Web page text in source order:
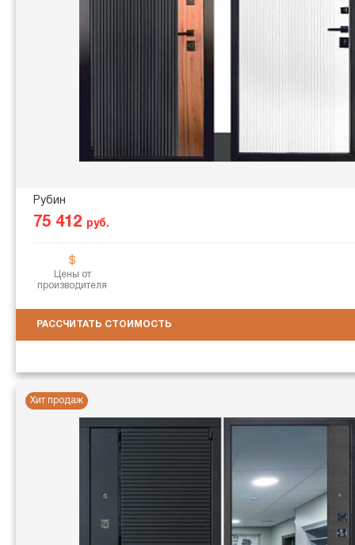
Рубин
75 412 руб.
Цены от
производителя
РАССЧИТАТЬ СТОИМОСТЬ
Хит продаж